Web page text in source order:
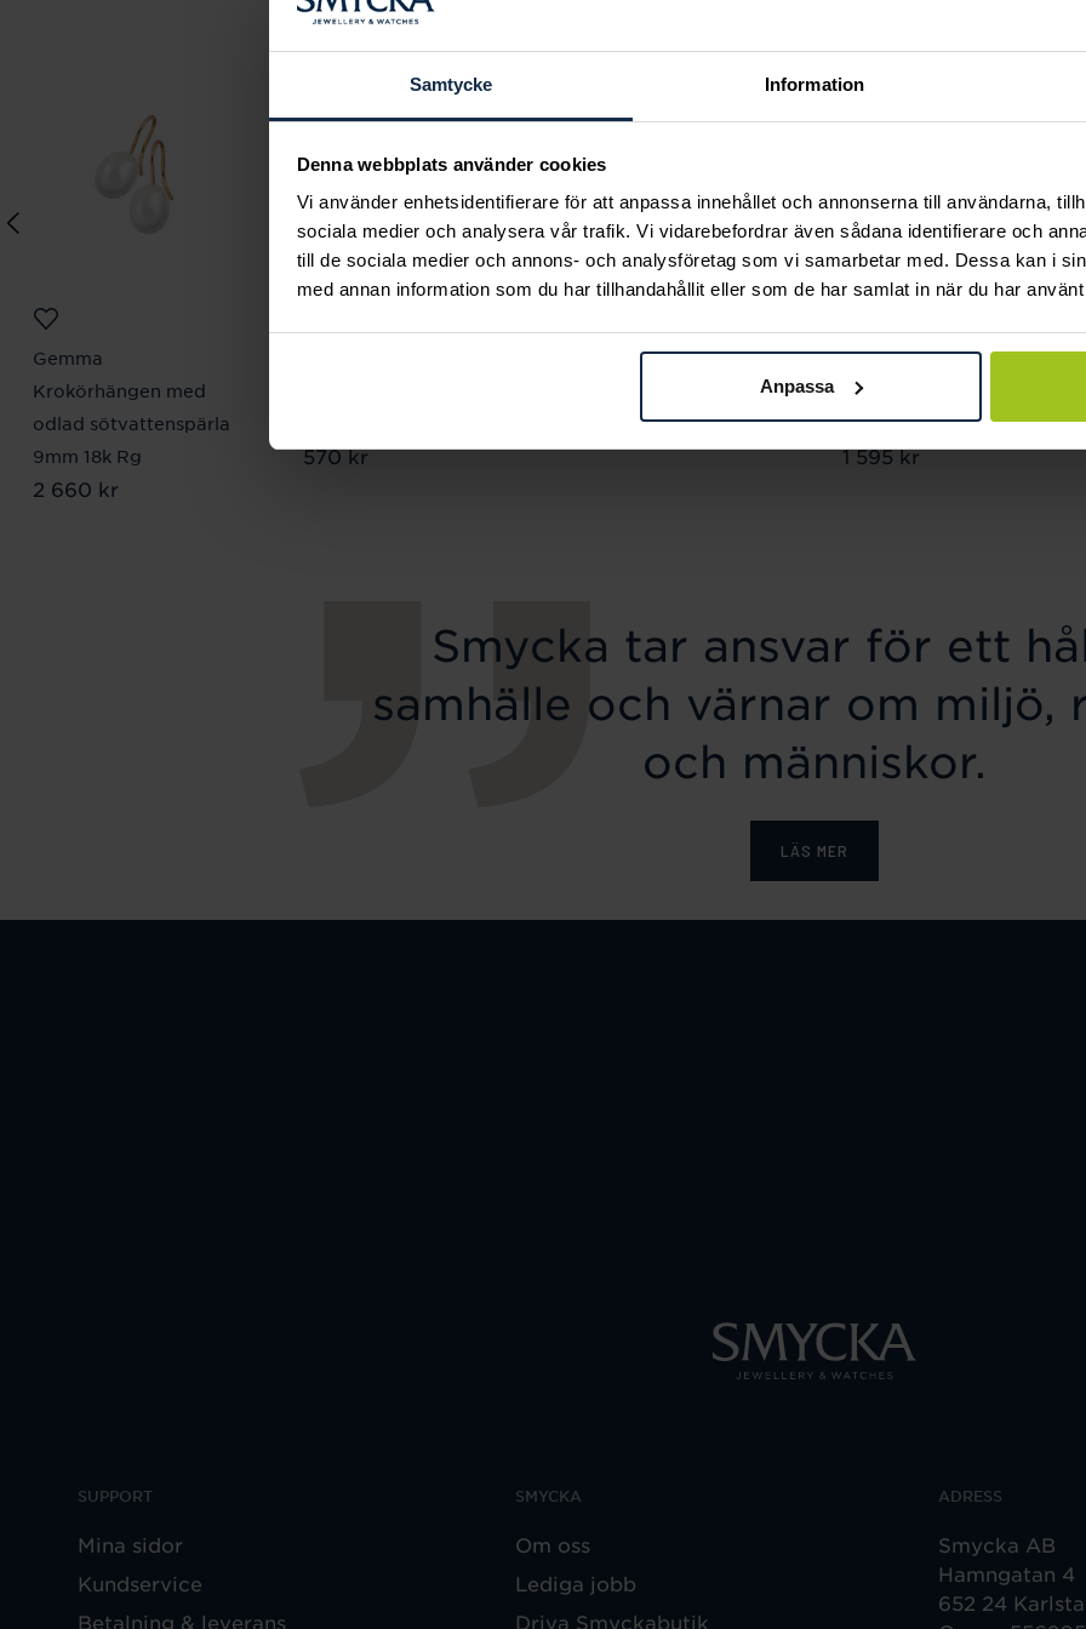
Samtycke Information
Denna webbplats använder cookies
Vi använder enhetsidentifierare för att anpassa innehållet och annonserna till användarna,
sociala medier och analysera vår trafik. Vi vidarebefordrar även sådana identifierare och
till de sociala medier och annons- och analysföretag som vi samarbetar med. Dessa kan i
med annan information som du har tillhandahållit eller som de har samlat in när du har
Anpassa
Gemma
Krokörhängen med
odlad sötvattenspärla
9mm 18k Rg
Pris:2 660 kr
2 660 kr
Pris:570 kr
570 kr
649 kr
Michael Kors
Charms logo silver-
tone
Pris:1 595 kr
1 595 kr
Smycka tar ansvar för ett
samhälle och värnar om miljö,
och människor.
LÄS MER
SUPPORT
Mina sidor
Kundservice
Betalning & leverans
SMYCKA
Om oss
Lediga jobb
Driva Smyckabutik
ADRESS
Smycka AB
Hamngatan 4
652 24